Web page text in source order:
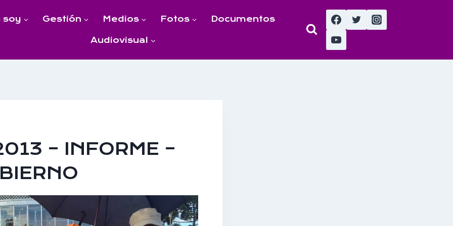
soy Gestión Medios Fotos Documentos
Audiovisual
– INFORME –